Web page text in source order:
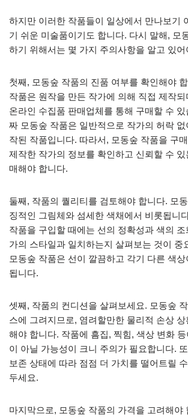
하지만 이러한 작품들이 일상에서 만나보기
기 쉬운 미술품이기도 합니다. 다시 말해, 모
하기 위해서는 몇 가지 주의사항을 알고 있어
첫째, 모동숲 작품의 진품 여부를 확인해야
작품은 원작을 만든 작가에 의해 직접 제작
온라인 수집품 판매업체를 통해 구매할 수
짜 모동숲 작품은 일반적으로 작가의 허락 없
작된 작품입니다. 따라서, 모동숲 작품을 구
제작한 작가의 정보를 확인하고 신뢰할 수
매해야 합니다.
둘째, 작품의 퀄리티를 검토해야 합니다. 모
징적인 그림체와 섬세한 색채에서 비롯됩니
작품을 구입할 때에는 선의 정확성과 색의
가의 스타일과 일치하는지 살펴보는 것이 중
모동숲 작품은 선이 깔끔하고 각기 다른 색
됩니다.
셋째, 작품의 컨디션을 살펴보세요. 모동숲
스에 그려지므로, 염려할만한 물리적 손상
해야 합니다. 작품에 흠집, 찍힘, 색상 변화
이 아닐 가능성이 크니 주의가 필요합니다.
보존 상태에 따라 점점 더 가치를 떨어트릴
두세요.
마지막으로, 모동숲 작품의 가격을 고려해야